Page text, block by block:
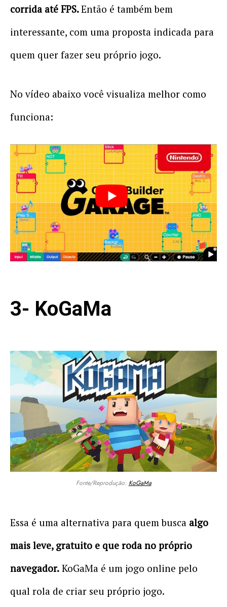
corrida até FPS.Então é também bem
interessante, com uma proposta indicada para
quem quer fazer seu próprio jogo.
No vídeo abaixo você visualiza melhor como
funciona:
3- KoGaMa
Fonte/Reprodução: KoGaMa
Essa é uma alternativa para quem busca algo
mais leve, gratuito e que roda no próprio
navegador. KoGaMa é um jogo online pelo
qual rola de criar seu próprio jogo.